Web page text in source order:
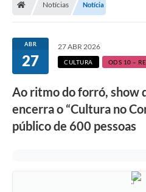
Notícias Notícia
ABR
27
27 ABR 2026
CULTURA ODS 10 –
Ao ritmo do forró, show
encerra o “Cultura no
público de 600 pessoas